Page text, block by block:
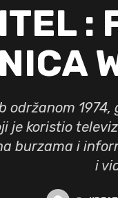
:
održanom
je koristio
burzama i
i